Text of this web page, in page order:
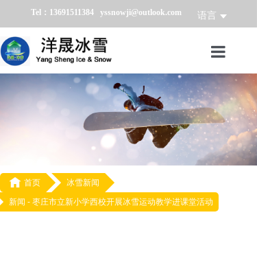
Tel：13691511384 yssnowji@outlook.com 语言
首页
冰雪产品
冰雪业务
 首页
冰雪新闻
新闻 - 枣庄市立新小学西校开展冰雪运动教学进课堂活动